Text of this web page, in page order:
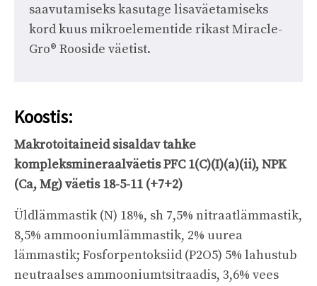
saavutamiseks kasutage lisaväetamiseks
kord kuus mikroelementide rikast Miracle-
Gro® Rooside väetist.
Koostis:
Makrotoitaineid sisaldav tahke
kompleksmineraalväetis PFC 1(C)(I)(a)(ii), NPK
(Ca, Mg) väetis 18-5-11 (+7+2)
Üldlämmastik (N) 18%, sh 7,5% nitraatlämmastik,
8,5% ammooniumlämmastik, 2% uurea
lämmastik; Fosforpentoksiid (P2O5) 5% lahustub
neutraalses ammooniumtsitraadis, 3,6% vees